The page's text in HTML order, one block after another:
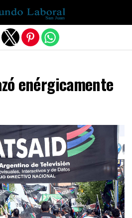
enérgicamente
la versión móvil